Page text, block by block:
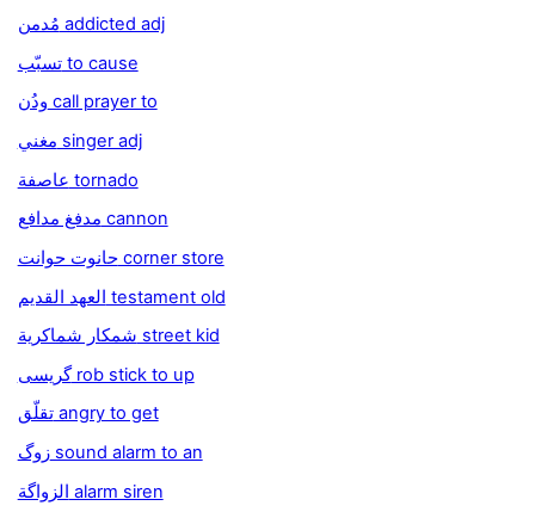
مُدمن addicted adj
تسبّب to cause
ودُن call prayer to
مغني singer adj
عاصفة tornado
مدفغ مدافع cannon
حانوت حوانت corner store
العهد القديم testament old
شمكار شماكرية street kid
گريسى rob stick to up
تقلّق angry to get
زوگ sound alarm to an
الزواگة alarm siren